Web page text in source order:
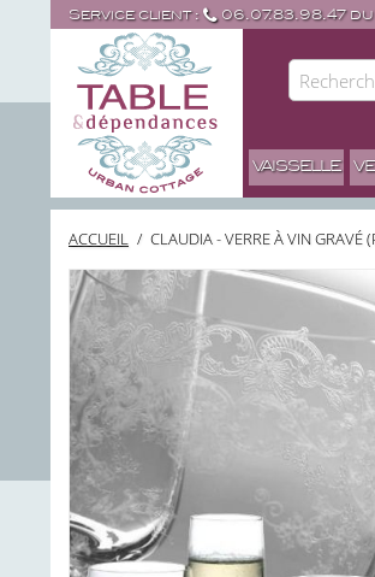
Service client : 06.07.83.98.47
VAISSELLE
ACCUEIL / CLAUDIA - VERRE À VIN GRAVÉ